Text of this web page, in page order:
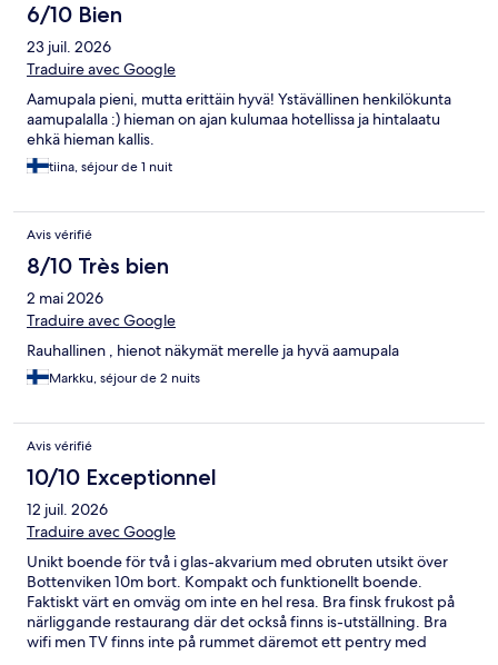
6/10 Bien
23 juil. 2026
Traduire avec Google
Aamupala pieni, mutta erittäin hyvä! Ystävällinen henkilökunta
aamupalalla :) hieman on ajan kulumaa hotellissa ja hintalaatu
ehkä hieman kallis.
tiina, séjour de 1 nuit
Avis vérifié
8/10 Très bien
2 mai 2026
Traduire avec Google
Rauhallinen , hienot näkymät merelle ja hyvä aamupala
Markku, séjour de 2 nuits
Avis vérifié
10/10 Exceptionnel
12 juil. 2026
Traduire avec Google
Unikt boende för två i glas-akvarium med obruten utsikt över
Bottenviken 10m bort. Kompakt och funktionellt boende.
Faktiskt värt en omväg om inte en hel resa. Bra finsk frukost på
närliggande restaurang där det också finns is-utställning. Bra
wifi men TV finns inte på rummet däremot ett pentry med